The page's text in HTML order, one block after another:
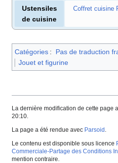
Ustensiles
de cuisine
Coffret cuisine
Catégories : Pas de traduction
Jouet et figurine
La dernière modification de cette page
20:10.
La page a été rendue avec Parsoid.
Le contenu est disponible sous licence
Commerciale-Partage des Conditions
mention contraire.